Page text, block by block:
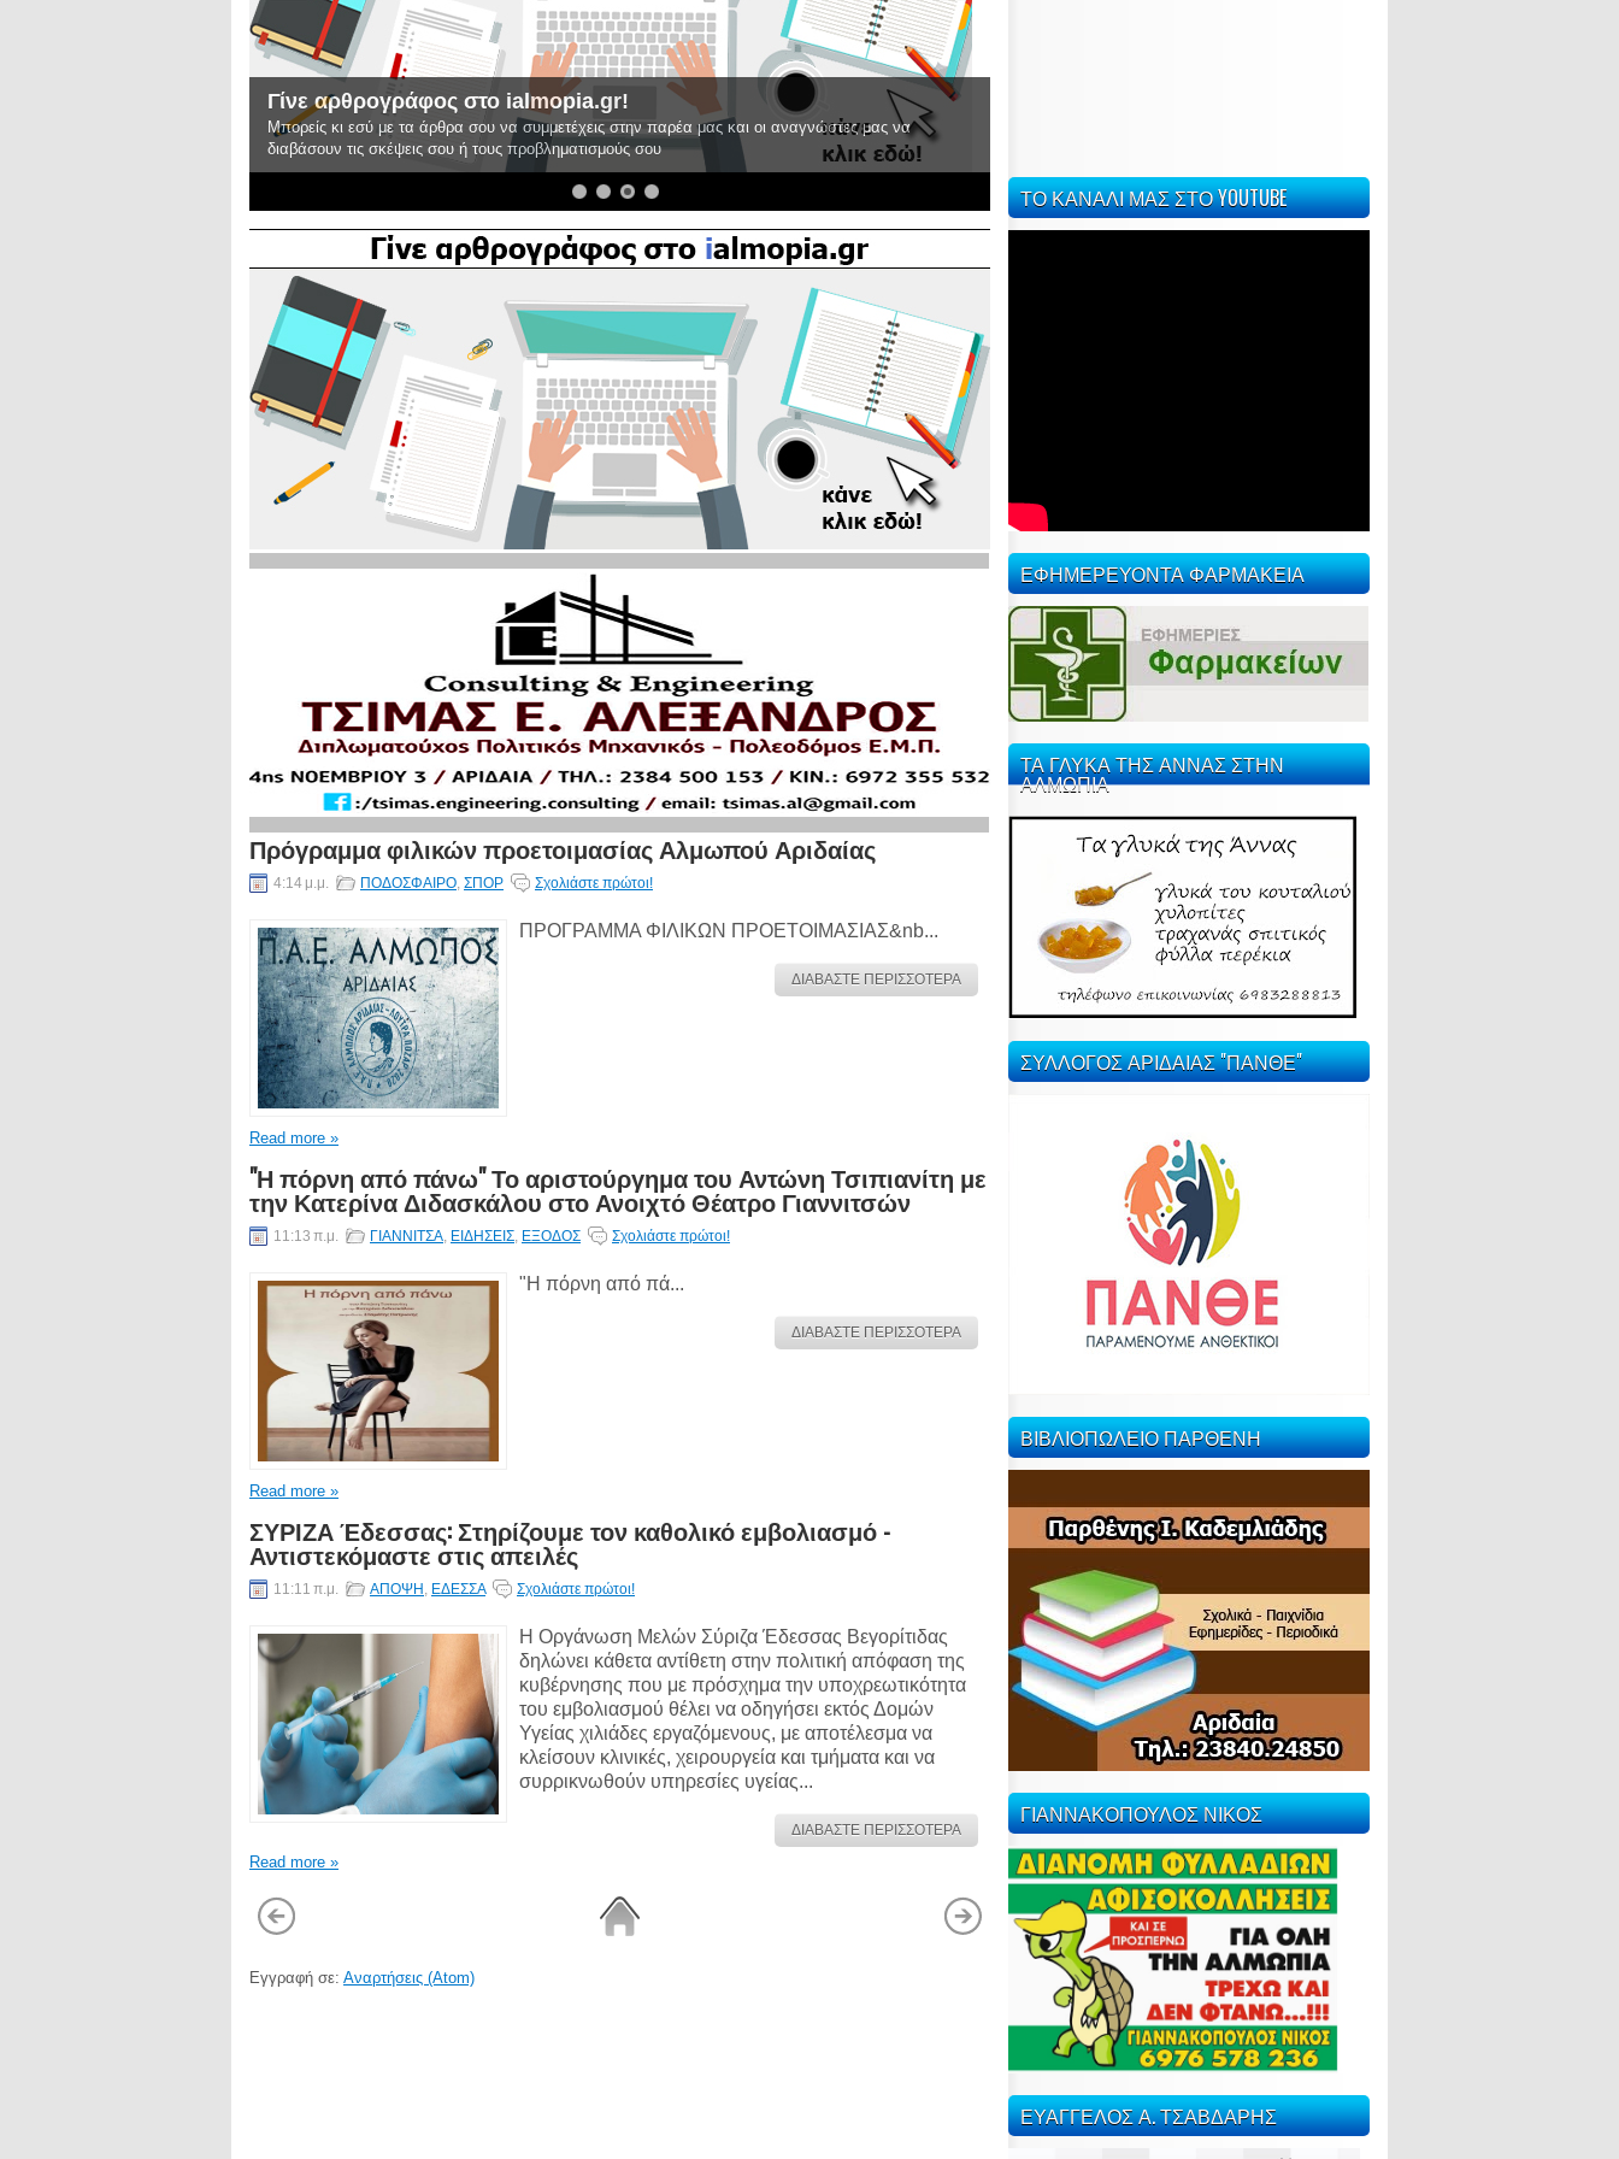
Γίνε αρθρογράφος στο ialmopia.gr!
Μπορείς κι εσύ με τα άρθρα σου να συμμετέχεις στην παρέα μας και οι αναγνώστες μας να
διαβάσουν τις σκέψεις σου ή τους προβληματισμούς σου
Πρόγραμμα φιλικών προετοιμασίας Αλμωπού Αριδαίας
4:14 μ.μ. ΠΟΔΟΣΦΑΙΡΟ, ΣΠΟΡ Σχολιάστε πρώτοι!
ΠΡΟΓΡΑΜΜΑ ΦΙΛΙΚΩΝ ΠΡΟΕΤΟΙΜΑΣΙΑΣ&nb...
ΔΙΑΒΑΣΤΕ ΠΕΡΙΣΣΟΤΕΡΑ
Read more »
"Η πόρνη από πάνω" Το αριστούργημα του Αντώνη Τσιπιανίτη με
την Κατερίνα Διδασκάλου στο Ανοιχτό Θέατρο Γιαννιτσών
11:13 π.μ. ΓΙΑΝΝΙΤΣΑ, ΕΙΔΗΣΕΙΣ, ΕΞΟΔΟΣ Σχολιάστε πρώτοι!
"Η πόρνη από πά...
ΔΙΑΒΑΣΤΕ ΠΕΡΙΣΣΟΤΕΡΑ
Read more »
ΣΥΡΙΖΑ Έδεσσας: Στηρίζουμε τον καθολικό εμβολιασμό -
Αντιστεκόμαστε στις απειλές
11:11 π.μ. ΑΠΟΨΗ , ΕΔΕΣΣΑ Σχολιάστε πρώτοι!
Η Οργάνωση Μελών Σύριζα Έδεσσας Βεγορίτιδας
δηλώνει κάθετα αντίθετη στην πολιτική απόφαση της
κυβέρνησης που με πρόσχημα την υποχρεωτικότητα
του εμβολιασμού θέλει να οδηγήσει εκτός Δομών
Υγείας χιλιάδες εργαζόμενους, με αποτέλεσμα να
κλείσουν κλινικές, χειρουργεία και τμήματα και να
συρρικνωθούν υπηρεσίες υγείας...
ΔΙΑΒΑΣΤΕ ΠΕΡΙΣΣΟΤΕΡΑ
Read more »
Εγγραφή σε: Αναρτήσεις (Atom)
ΤΟ ΚΑΝΑΛΙ ΜΑΣ ΣΤΟ YOUTUBE
ΕΦΗΜΕΡΕΥΟΝΤΑ ΦΑΡΜΑΚΕΙΑ
ΤΑ ΓΛΥΚΑ ΤΗΣ ΑΝΝΑΣ ΣΤΗΝ
ΑΛΜΩΠΙΑ
ΣΥΛΛΟΓΟΣ ΑΡΙΔΑΙΑΣ "ΠΑΝΘΕ"
ΒΙΒΛΙΟΠΩΛΕΙΟ ΠΑΡΘΕΝΗ
ΓΙΑΝΝΑΚΟΠΟΥΛΟΣ ΝΙΚΟΣ
ΕΥΑΓΓΕΛΟΣ Α. ΤΣΑΒΔΑΡΗΣ